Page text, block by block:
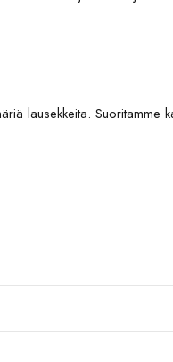
lausekkeita. Suoritamme